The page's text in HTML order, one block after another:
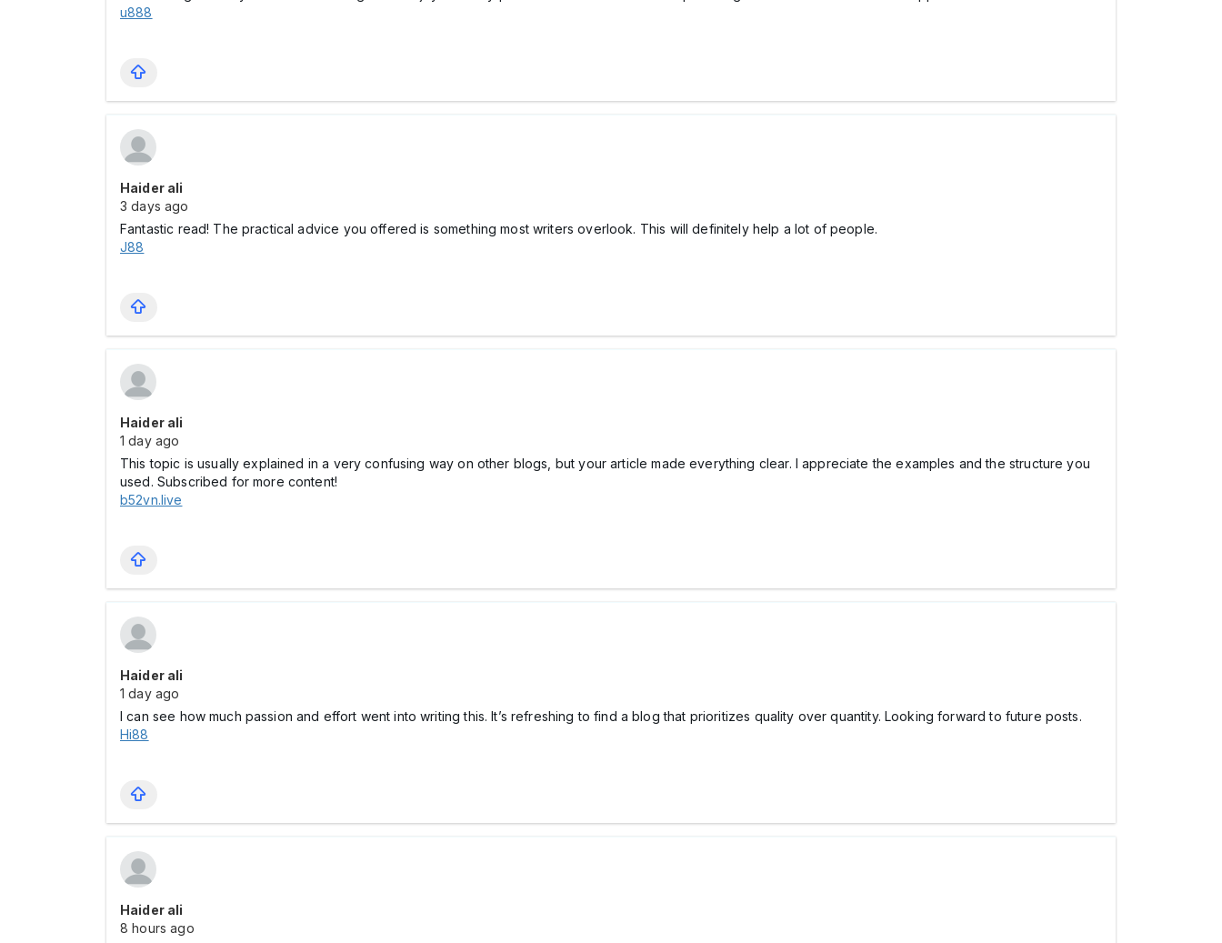
u888
Haider ali
3 days ago
Fantastic read! The practical advice you offered is something most writers overlook. This will definitely help a lot of people.
J88
Haider ali
1 day ago
This topic is usually explained in a very confusing way on other blogs, but your article made everything clear. I appreciate the examples and the structure you
used. Subscribed for more content!
b52vn.live
Haider ali
1 day ago
I can see how much passion and effort went into writing this. It’s refreshing to find a blog that prioritizes quality over quantity. Looking forward to future posts.
Hi88
Haider ali
8 hours ago